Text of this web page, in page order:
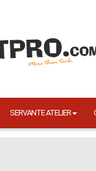
SERVANTE ATELIER